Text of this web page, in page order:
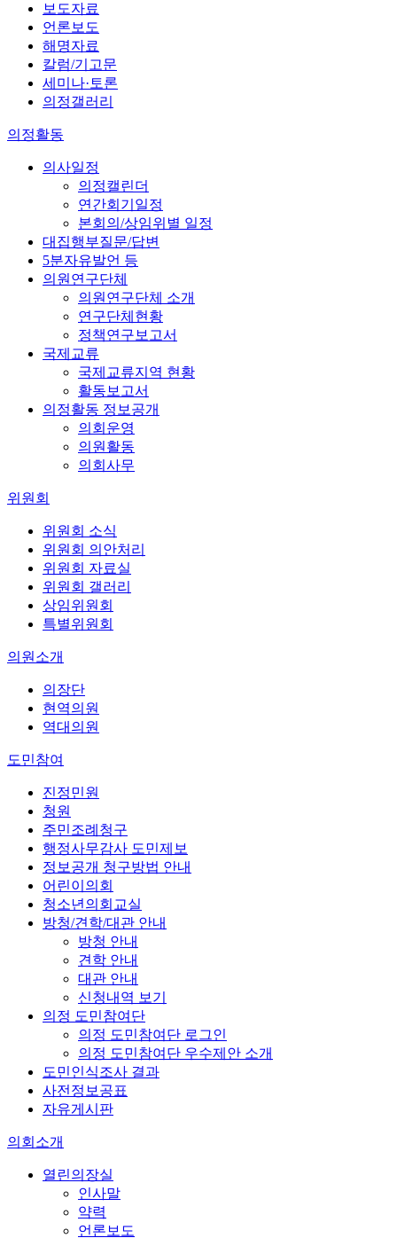
보도자료
언론보도
해명자료
칼럼/기고문
세미나·토론
의정갤러리
의정활동
의사일정
의정캘린더
연간회기일정
본회의/상임위별 일정
대집행부질문/답변
5분자유발언 등
의원연구단체
의원연구단체 소개
연구단체현황
정책연구보고서
국제교류
국제교류지역 현황
활동보고서
의정활동 정보공개
의회운영
의원활동
의회사무
위원회
위원회 소식
위원회 의안처리
위원회 자료실
위원회 갤러리
상임위원회
특별위원회
의원소개
의장단
현역의원
역대의원
도민참여
진정민원
청원
주민조례청구
행정사무감사 도민제보
정보공개 청구방법 안내
어린이의회
청소년의회교실
방청/견학/대관 안내
방청 안내
견학 안내
대관 안내
신청내역 보기
의정 도민참여단
의정 도민참여단 로그인
의정 도민참여단 우수제안 소개
도민인식조사 결과
사전정보공표
자유게시판
의회소개
열린의장실
인사말
약력
언론보도